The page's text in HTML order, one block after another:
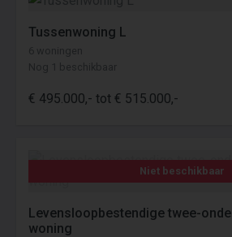
Tussenwoning L
6 woningen
Nog 1 beschikbaar
€ 495.000,- tot € 515.000,-
Niet beschikbaar
Levensloopbestendige twee-
woning